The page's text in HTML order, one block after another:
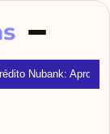
Nubank: